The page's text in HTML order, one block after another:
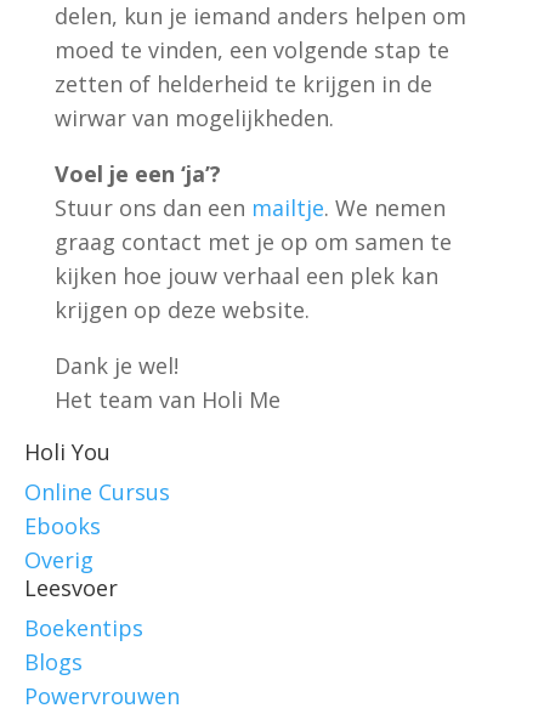
delen, kun je iemand anders helpen om
moed te vinden, een volgende stap te
zetten of helderheid te krijgen in de
wirwar van mogelijkheden.
Voel je een ‘ja’?
Stuur ons dan een mailtje. We nemen
graag contact met je op om samen te
kijken hoe jouw verhaal een plek kan
krijgen op deze website.
Dank je wel!
Het team van Holi Me
Holi You
Online Cursus
Ebooks
Overig
Leesvoer
Boekentips
Blogs
Powervrouwen